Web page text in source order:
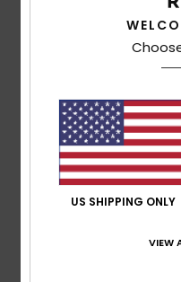
Prijs-
Maat
US SHIPPING ONLY
VIEW